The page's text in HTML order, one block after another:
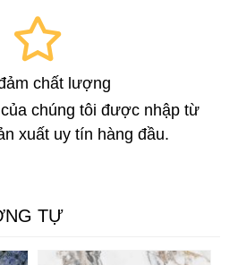
chất lượng
chúng tôi được nhập từ
xuất uy tín hàng đầu.
TỰ